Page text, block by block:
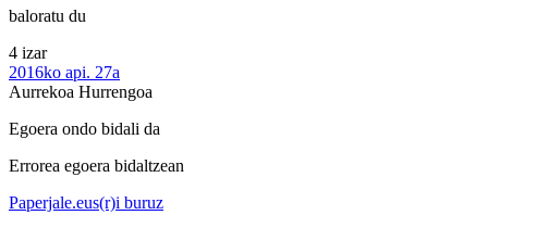
baloratu du
4 izar
2016ko api. 27a
Aurrekoa Hurrengoa
Egoera ondo bidali da
Errorea egoera bidaltzean
Paperjale.eus(r)i buruz